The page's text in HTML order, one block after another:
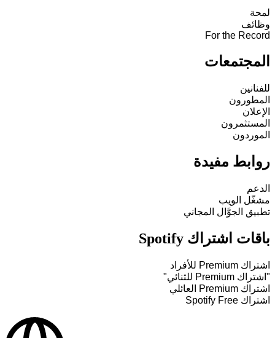
لمحة
وظائف
For the Record
المجتمعات
للفنانين
المطورون
الإعلان
المستثمرون
الموردون
روابط مفيدة
الدعم
مشغّل الويب
تطبيق الجوَّال المجاني
باقات اشتراك Spotify
اشتراك Premium للأفراد
"اشتراك Premium للثنائي"
اشتراك Premium العائلي
اشتراك Spotify Free